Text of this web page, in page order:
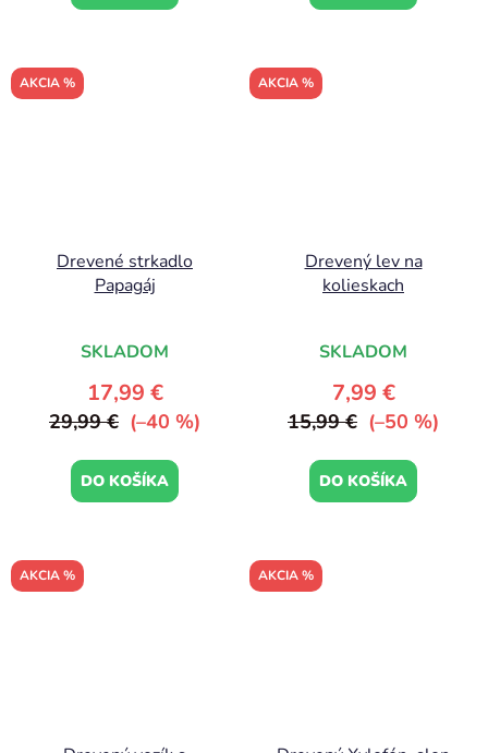
AKCIA %
Drevené strkadlo
Papagáj
SKLADOM
17,99 €
29,99 € (–40 %)
DO KOŠÍKA
AKCIA %
Drevený lev na
kolieskach
SKLADOM
7,99 €
15,99 € (–50 %)
DO KOŠÍKA
AKCIA % AKCIA %